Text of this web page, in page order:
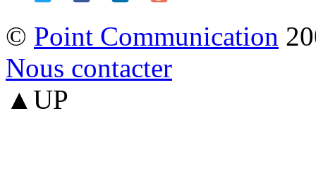
© Point Communication
Nous contacter
▲UP